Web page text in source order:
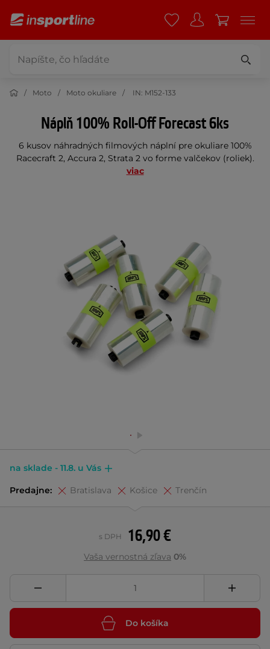
Moto Moto okuliare IN: M152-133
Náplň 100% Roll-Off Forecast 6ks
6 kusov náhradných filmových náplní pre okuliare 100%
Racecraft 2, Accura 2, Strata 2 vo forme valčekov (roliek).
viac
na sklade - 11.8. u Vás
Predajne: Bratislava Košice Trenčín
16,90 €
s DPH
Vaša vernostná zľava 0%
Do košíka